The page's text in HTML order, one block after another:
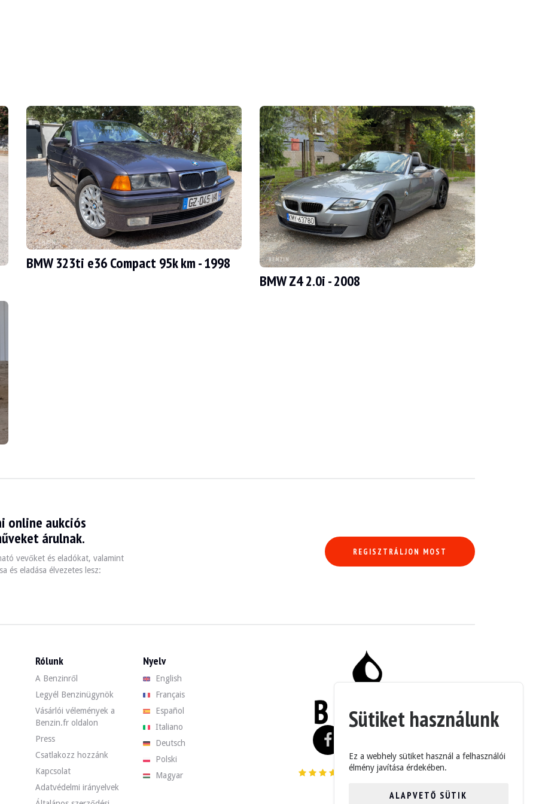
közvetlen jegyet a diszkrét bőségbe. Semmi hivalkodó, csak 12 henger, készen arra, hogy
Az eladó szerint a jármű jó általános állapotban van, és a közelmúltban szervizelésen esett át.
szövetkárpit nem szakadt vagy lyukas. A kormánykerék és a műszerfal jó állapotban van. A fedélzeti műszerek és az elektromos berendezések
gumiabroncsokkal szerelve. Az autó normálisan fékez.
szakember, aki az értékesítés során látogatásokat fogad. Az autó német forgalmi engedélyével és kedvező műszaki vizsgával kevesebb,
BMW 323ti e36 Compact 95k km - 1998
BMW Z4 2.0i - 2008
online aukciós
árulnak.
vevőket és eladókat, valamint
és eladása élvezetes lesz:
REGISZTRÁLJON MOST
Rólunk
A Benzinről
Legyél Benzinügynök
Vásárlói vélemények a
Benzin.fr oldalon
Press
Csatlakozz hozzánk
Kapcsolat
Adatvédelmi irányelvek
Nyelv
English
Français
Español
Italiano
Deutsch
Polski
Magyar
4.6/5 (235 Vélemények)
Sütiket használunk
Ez a webhely sütiket használ a felhasználói
élmény javítása érdekében.
ALAPVETŐ SÜTIK